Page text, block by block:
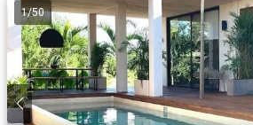
1/50